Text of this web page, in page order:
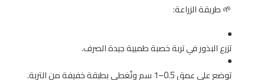
🌱 طريقة الزراعة:
تزرع البذور في تربة خصبة طميية جيدة الصرف.
توضع على عمق 0.5–1 سم وتُغطى بطبقة خفيفة من التربة.